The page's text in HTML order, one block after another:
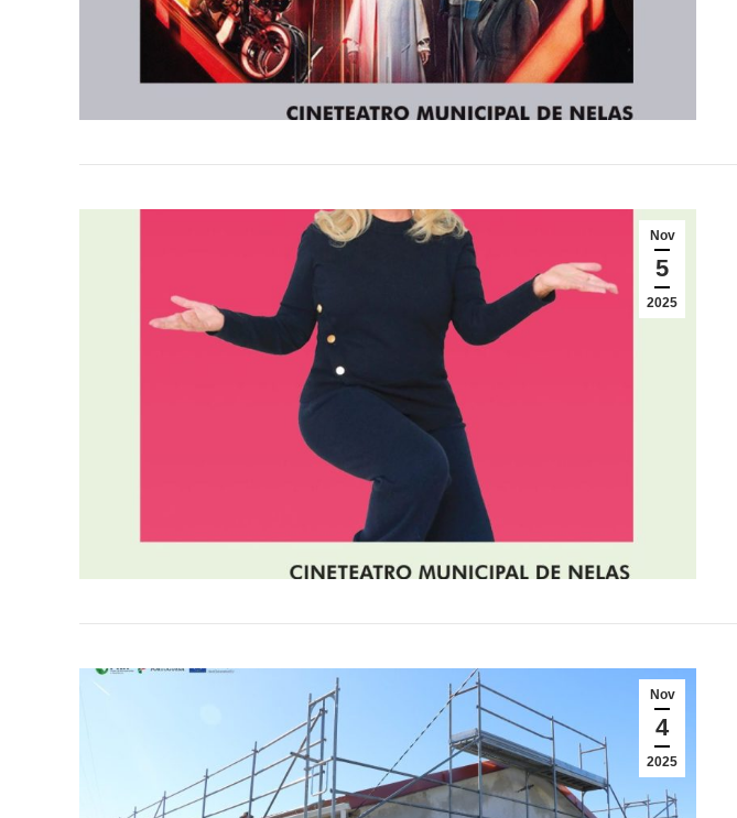
Nov
5
2025
Nov
4
2025